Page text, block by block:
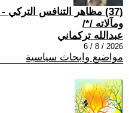
(37) مظاهر التنافس
ومآلاته /*/
عبدالله تركماني
2026 / 8 / 6
مواضيع وابحاث سياسية